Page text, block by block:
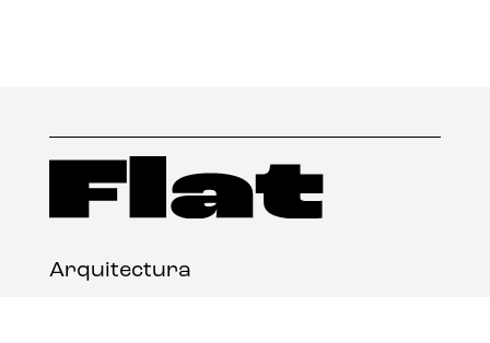
Arquitectura